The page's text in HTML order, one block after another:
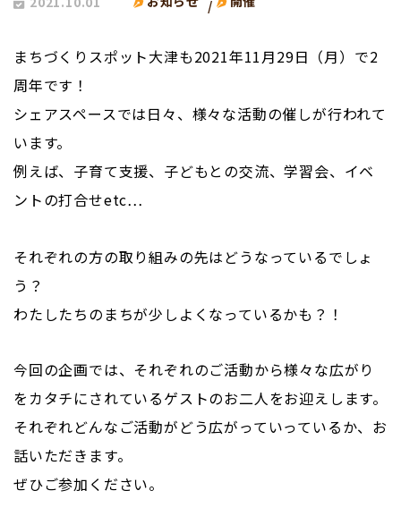
まちづくりスポット大津も2021年11月29日（月）で2
周年です！
シェアスペースでは日々、様々な活動の催しが行われて
います。
例えば、子育て支援、子どもとの交流、学習会、イベ
ントの打合せetc…
それぞれの方の取り組みの先はどうなっているでしょ
う？
わたしたちのまちが少しよくなっているかも？！
今回の企画では、それぞれのご活動から様々な広がり
をカタチにされているゲストのお二人をお迎えします。
それぞれどんなご活動がどう広がっていっているか、お
話いただきます。
ぜひご参加ください。